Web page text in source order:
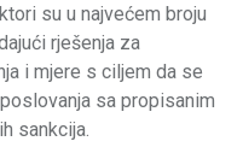
su u najvećem broju
rješenja za
i mjere s ciljem da se
sa propisanim
sankcija.